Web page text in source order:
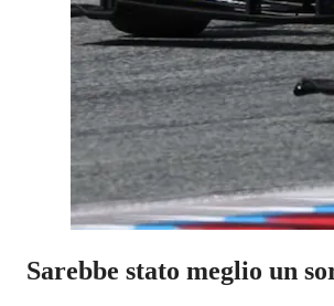
Sarebbe stato meglio un